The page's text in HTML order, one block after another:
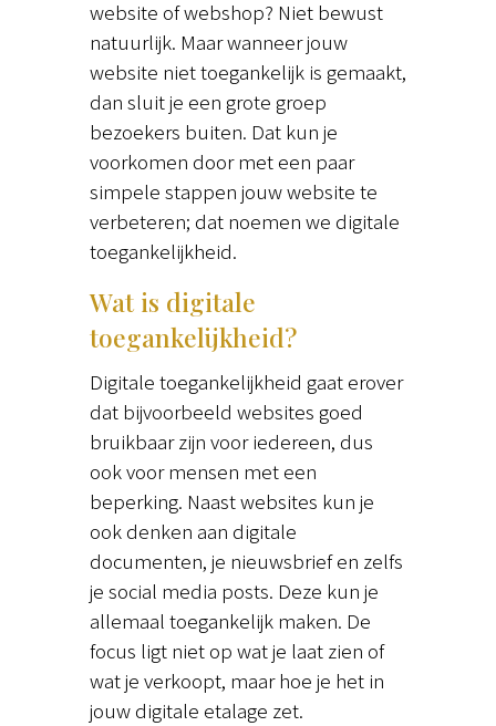
website of webshop? Niet bewust
natuurlijk. Maar wanneer jouw
website niet toegankelijk is gemaakt,
dan sluit je een grote groep
bezoekers buiten. Dat kun je
voorkomen door met een paar
simpele stappen jouw website te
verbeteren; dat noemen we digitale
toegankelijkheid.
Wat is digitale
toegankelijkheid?
Digitale toegankelijkheid gaat erover
dat bijvoorbeeld websites goed
bruikbaar zijn voor iedereen, dus
ook voor mensen met een
beperking. Naast websites kun je
ook denken aan digitale
documenten, je nieuwsbrief en zelfs
je social media posts. Deze kun je
allemaal toegankelijk maken. De
focus ligt niet op wat je laat zien of
wat je verkoopt, maar hoe je het in
jouw digitale etalage zet.